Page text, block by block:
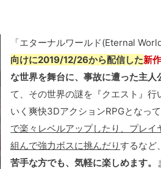
「エターナルワールド(Eternal
向けに2019/12/26から配信した新
な世界を舞台に、事故に遭った主人
て、その世界の謎を『クエスト』行
いく爽快3DアクションRPGとなって
で楽々レベルアップしたり、プレイ
組んで強力ボスに挑んだりするなど、
苦手な方でも、気軽に楽しめます。